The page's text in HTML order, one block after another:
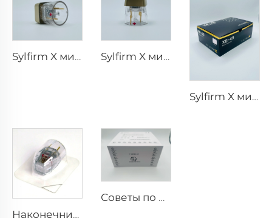
Sylfirm X микроголки rf наконечники X-25 Sylfirm X микротоки и радиочастотный уход за кожей, наконечники Sylfirm X X-25
Sylfirm X микротоки и радиочастотный уход за кожей, наконечники Sylfirm X XB-49
Наконечник Sylfirm X для микротоков и радиочастотного воздействия, картридж Sylfirm X XE-25 от Viol
Советы по RF для pixel8